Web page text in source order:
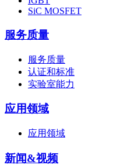
SiC MOSFET
服务质量
服务质量
认证和标准
实验室能力
应用领域
应用领域
新闻&视频